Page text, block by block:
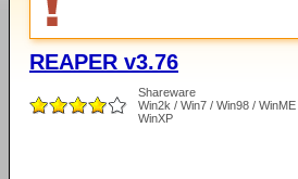
REAPER v3.76
Shareware
Win2k / Win7 / Win98 / WinME
WinXP